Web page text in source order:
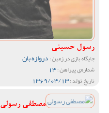
رسول حسینی
جایگاه بازی در زمین :دروازه بان
شماره‌ی پیراهن :13
تاریخ تولد :1369/03/13
مصطفی رسولی